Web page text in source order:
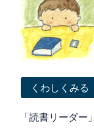
くわしくみる
「読書リーダ